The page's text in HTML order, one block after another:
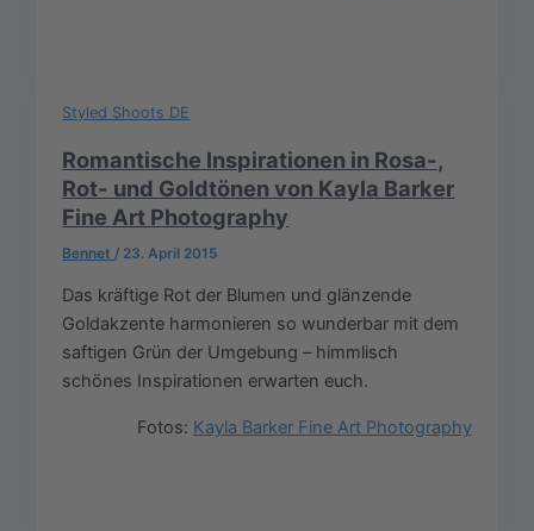
Styled Shoots DE
Romantische Inspirationen in Rosa-,
Rot- und Goldtönen von Kayla Barker
Fine Art Photography
Bennet/ 23. April 2015
Das kräftige Rot der Blumen und glänzende
Goldakzente harmonieren so wunderbar mit dem
saftigen Grün der Umgebung – himmlisch
schönes Inspirationen erwarten euch.
Fotos: Kayla Barker Fine Art Photography